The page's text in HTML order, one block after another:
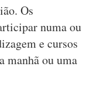
Os
numa ou
e cursos
manhã ou uma